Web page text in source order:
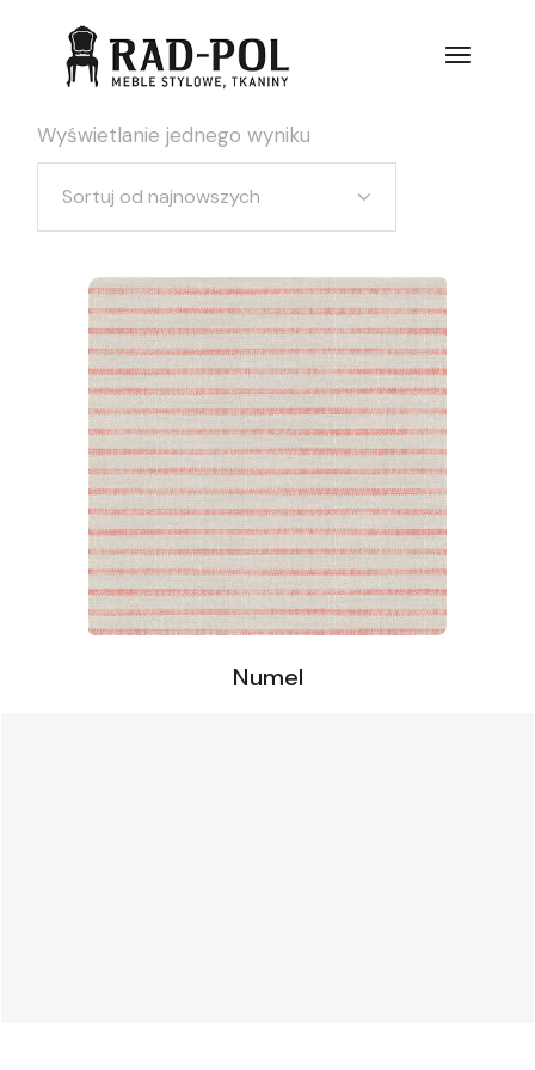
Wyświetlanie jednego wyniku
Sortuj od najnowszych
Numel